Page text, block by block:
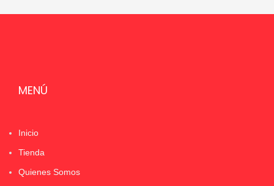
MENÚ
Inicio
Tienda
Quienes Somos